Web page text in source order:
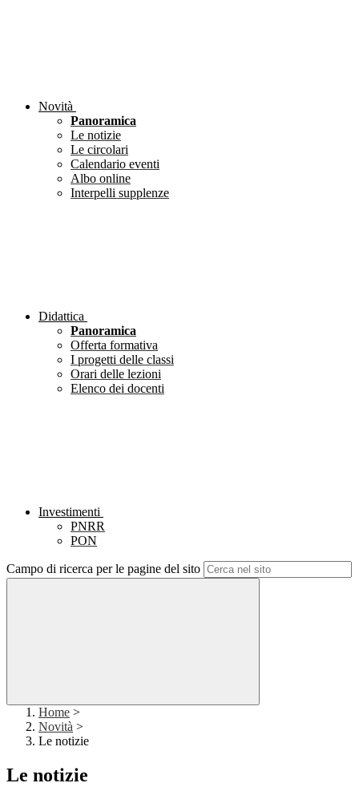
Novità
Panoramica
Le notizie
Le circolari
Calendario eventi
Albo online
Interpelli supplenze
Didattica
Panoramica
Offerta formativa
I progetti delle classi
Orari delle lezioni
Elenco dei docenti
Investimenti
PNRR
PON
Campo di ricerca per le pagine del sito
Home >
Novità >
Le notizie
Le notizie